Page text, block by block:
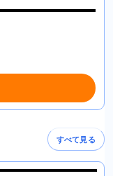
すべて見る